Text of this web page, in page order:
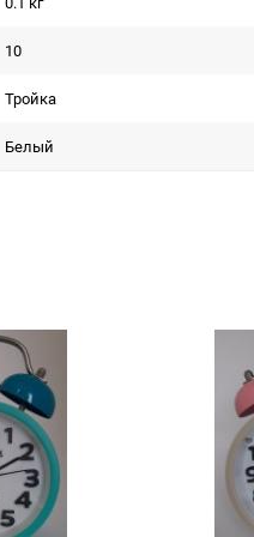
10
Тройка
Белый